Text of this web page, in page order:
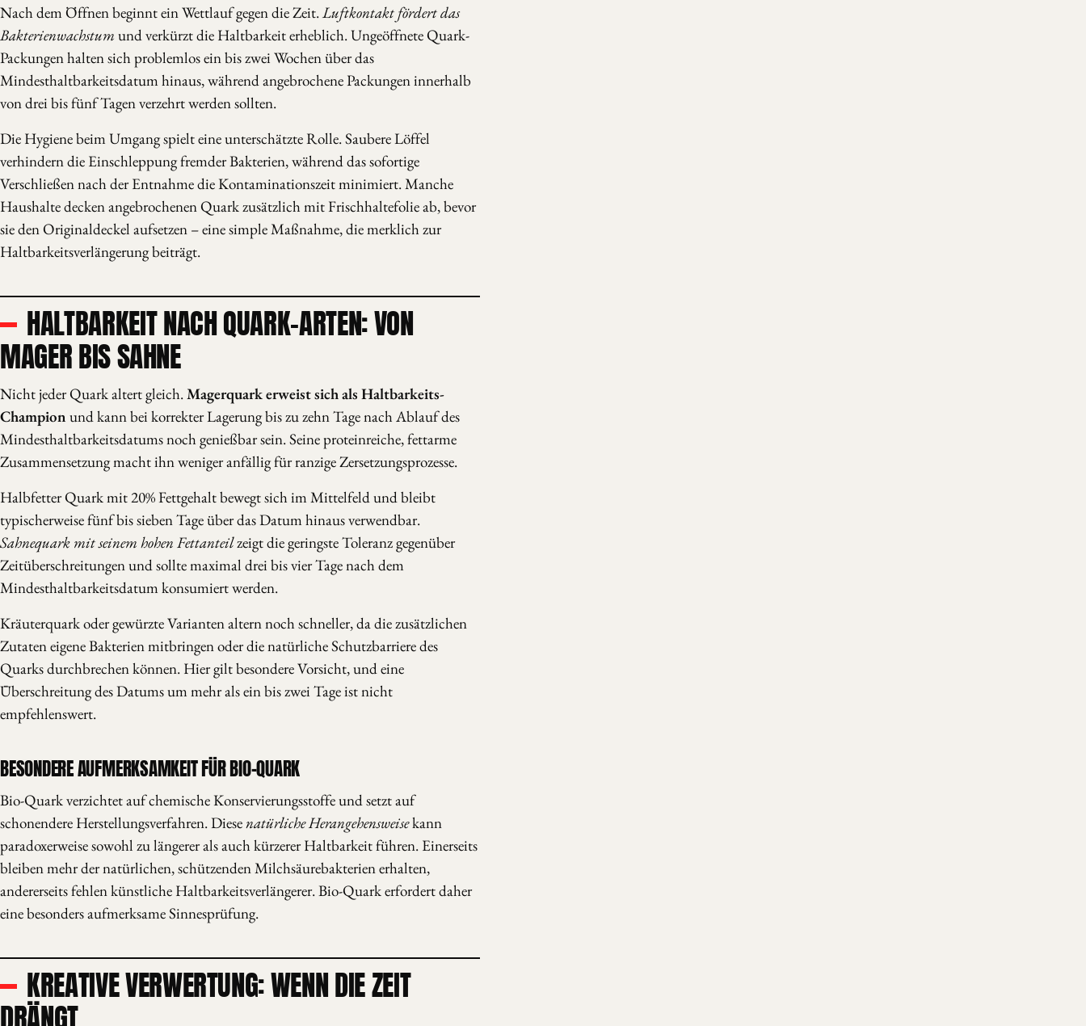
Nach dem Öffnen beginnt ein Wettlauf gegen die Zeit.Luftkontakt fördert das
Bakterienwachstum und verkürzt die Haltbarkeit erheblich. Ungeöffnete Quark-
Packungen halten sich problemlos ein bis zwei Wochen über das
Mindesthaltbarkeitsdatum hinaus, während angebrochene Packungen innerhalb
von drei bis fünf Tagen verzehrt werden sollten.
Die Hygiene beim Umgang spielt eine unterschätzte Rolle. Saubere Löffel
verhindern die Einschleppung fremder Bakterien, während das sofortige
Verschließen nach der Entnahme die Kontaminationszeit minimiert. Manche
Haushalte decken angebrochenen Quark zusätzlich mit Frischhaltefolie ab, bevor
sie den Originaldeckel aufsetzen – eine simple Maßnahme, die merklich zur
Haltbarkeitsverlängerung beiträgt.
HALTBARKEIT NACH QUARK-ARTEN: VON
MAGER BIS SAHNE
Nicht jeder Quark altert gleich.Magerquark erweist sich als Haltbarkeits-
Champion und kann bei korrekter Lagerung bis zu zehn Tage nach Ablauf des
Mindesthaltbarkeitsdatums noch genießbar sein. Seine proteinreiche, fettarme
Zusammensetzung macht ihn weniger anfällig für ranzige Zersetzungsprozesse.
Halbfetter Quark mit 20% Fettgehalt bewegt sich im Mittelfeld und bleibt
typischerweise fünf bis sieben Tage über das Datum hinaus verwendbar.
Sahnequark mit seinem hohen Fettanteilzeigt die geringste Toleranz gegenüber
Zeitüberschreitungen und sollte maximal drei bis vier Tage nach dem
Mindesthaltbarkeitsdatum konsumiert werden.
Kräuterquark oder gewürzte Varianten altern noch schneller, da die zusätzlichen
Zutaten eigene Bakterien mitbringen oder die natürliche Schutzbarriere des
Quarks durchbrechen können. Hier gilt besondere Vorsicht, und eine
Überschreitung des Datums um mehr als ein bis zwei Tage ist nicht
empfehlenswert.
BESONDERE AUFMERKSAMKEIT FÜR BIO-QUARK
Bio-Quark verzichtet auf chemische Konservierungsstoffe und setzt auf
schonendere Herstellungsverfahren. Diesenatürliche Herangehensweisekann
paradoxerweise sowohl zu längerer als auch kürzerer Haltbarkeit führen. Einerseits
bleiben mehr der natürlichen, schützenden Milchsäurebakterien erhalten,
andererseits fehlen künstliche Haltbarkeitsverlängerer. Bio-Quark erfordert daher
eine besonders aufmerksame Sinnesprüfung.
KREATIVE VERWERTUNG: WENN DIE ZEIT